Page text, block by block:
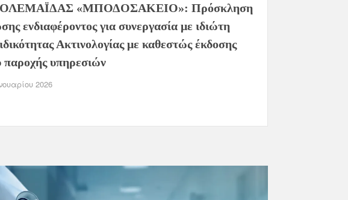
«ΜΠΟΔΟΣΑΚΕΙΟ»: Πρόσκληση
ενδιαφέροντος για συνεργασία με ιδιώτη
Ακτινολογίας με καθεστώς έκδοσης
παροχής υπηρεσιών
2026